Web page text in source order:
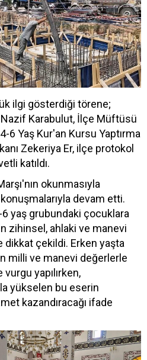
ilgi gösterdiği törene;
Nazif Karabulut, İlçe Müftüsü
6 Yaş Kur'an Kursu Yaptırma
Zekeriya Er, ilçe protokol
katıldı.
okunmasıyla
devam etti.
6 yaş grubundaki çocuklara
zihinsel, ahlaki ve manevi
çekildi. Erken yaşta
milli ve manevi değerlerle
yapılırken,
yükselen bu eserin
kazandıracağı ifade